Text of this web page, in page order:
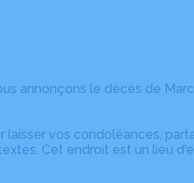
annonçons le décès de
laisser vos condoléances,
Cet endroit est un lieu